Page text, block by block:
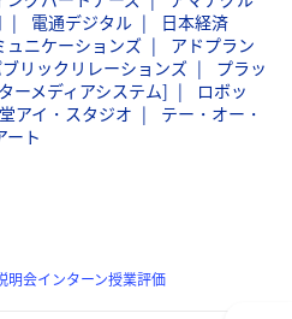
電通デジタル
日本経済
ュニケーションズ
アドプラン
リックリレーションズ
プラッ
ーメディアシステム]
ロボッ
アイ・スタジオ
テー・オー・
ート
明会インターン授業評価